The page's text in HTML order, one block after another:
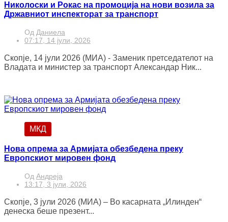
Николоски и Рокас на промоција на нови возила за
Државниот инспекторат за транспорт
Од Даниела
07:17, 14 јули, 2026
Скопје, 14 јули 2026 (МИА) - Заменик претседателот на
Владата и министер за транспорт Александар Ник...
МКД
Нова опрема за Армијата обезбедена преку
Европскиот мировен фонд
Од Андреја
13:17, 3 јули, 2026
Скопје, 3 јули 2026 (МИА) – Во касарната „Илинден“
денеска беше презент...